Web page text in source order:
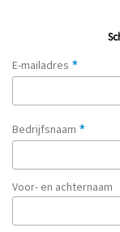
E-mailadres *
Bedrijfsnaam *
Voor- en achternaam